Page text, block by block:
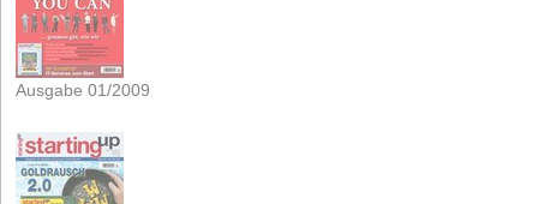
Ausgabe 01/2009